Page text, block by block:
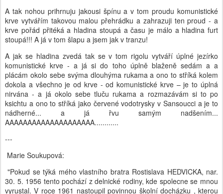
A tak nohou prihrnuju jakousi špínu a v tom proudu komunistické
krve vytvářím takovou malou přehrádku a zahrazuji ten proud - a
krve pořád přitéká a hladina stoupá a času je málo a hladina furt
stoupá!!! A já v tom šlapu a jsem jak v tranzu!
A jak se hladina zvedá tak se v tom rigolu vytváří úplné jezírko
komunistické krve - a já si do toho úplně blaženě sedám a a
plácám okolo sebe svýma dlouhýma rukama a ono to stříká kolem
dokola a všechno je od krve - od komunistické krve – je to úplná
nirvána - a já okolo sebe tluču rukama a rozmazávám si to po
ksichtu a ono to stříká jako červené vodotrysky v Sansoucci a je to
nádherné... a já řvu samým nadšením...
AAAAAAAAAAAAAAAAAAAA............
---
Marie Soukupová:
"Pokud se týká mého vlastního bratra Rostislava HEDVICKA, nar.
30. 5. 1956 tento pochází z delnické rodiny, kde spolecne se mnou
vyrustal. V roce 1961 nastoupil povinnou školní docházku , kterou